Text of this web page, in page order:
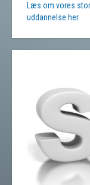
Læs om vores
uddannelse her.